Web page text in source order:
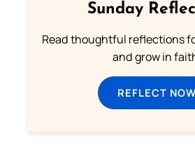
Sunday
Read thoughtful reflections
and grow in
REFLECT NOW